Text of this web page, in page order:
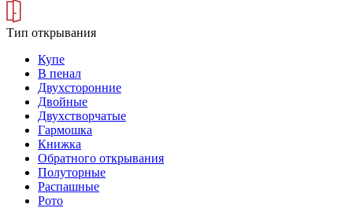
Тип открывания
Купе
В пенал
Двухсторонние
Двойные
Двухстворчатые
Гармошка
Книжка
Обратного открывания
Полуторные
Распашные
Рото